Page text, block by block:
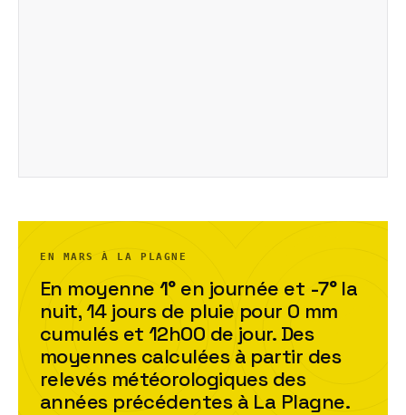
EN MARS À LA PLAGNE
En moyenne 1°en journée et -7°la
nuit,14joursde pluie pour 0 mm
cumulés et 12h00 de jour. Des
moyennes calculées à partir des
relevés météorologiques des
années précédentes à La Plagne.